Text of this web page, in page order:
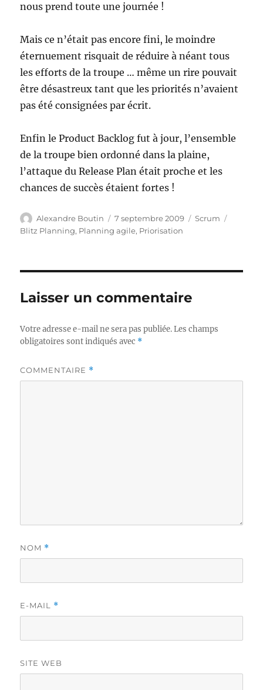
nous prend toute une journée !
Mais ce n’était pas encore fini, le moindre
éternuement risquait de réduire à néant tous
les efforts de la troupe … même un rire pouvait
être désastreux tant que les priorités n’avaient
pas été consignées par écrit.
Enfin le Product Backlog fut à jour, l’ensemble
de la troupe bien ordonné dans la plaine,
l’attaque du Release Plan était proche et les
chances de succès étaient fortes !
Auteur
Alexandre Boutin
Publié
le
7 septembre 2009 Catégories
Scrum
Blitz Planning, Planning agile, Priorisation
Laisser un commentaire
Votre adresse e-mail ne sera pas publiée. Les champs
obligatoires sont indiqués avec *
COMMENTAIRE *
NOM *
E-MAIL *
SITE WEB